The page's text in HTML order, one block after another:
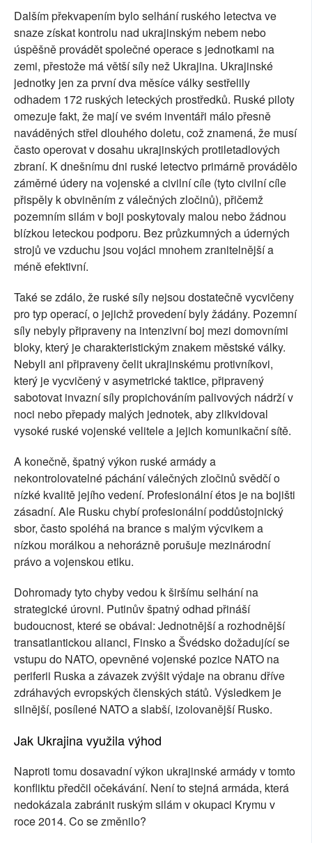
Dalším překvapením bylo selhání ruského letectva ve
snaze získat kontrolu nad ukrajinským nebem nebo
úspěšně provádět společné operace s jednotkami na
zemi, přestože má větší síly než Ukrajina. Ukrajinské
jednotky jen za první dva měsíce války sestřelily
odhadem 172 ruských leteckých prostředků. Ruské piloty
omezuje fakt, že mají ve svém inventáři málo přesně
naváděných střel dlouhého doletu, což znamená, že musí
často operovat v dosahu ukrajinských protiletadlových
zbraní. K dnešnímu dni ruské letectvo primárně provádělo
záměrné údery na vojenské a civilní cíle (tyto civilní cíle
přispěly k obviněním z válečných zločinů), přičemž
pozemním silám v boji poskytovaly malou nebo žádnou
blízkou leteckou podporu. Bez průzkumných a úderných
strojů ve vzduchu jsou vojáci mnohem zranitelnější a
méně efektivní.
Také se zdálo, že ruské síly nejsou dostatečně vycvičeny
pro typ operací, o jejichž provedení byly žádány. Pozemní
síly nebyly připraveny na intenzivní boj mezi domovními
bloky, který je charakteristickým znakem městské války.
Nebyli ani připraveny čelit ukrajinskému protivníkovi,
který je vycvičený v asymetrické taktice, připravený
sabotovat invazní síly propichováním palivových nádrží v
noci nebo přepady malých jednotek, aby zlikvidoval
vysoké ruské vojenské velitele a jejich komunikační sítě.
A konečně, špatný výkon ruské armády a
nekontrolovatelné páchání válečných zločinů svědčí o
nízké kvalitě jejího vedení. Profesionální étos je na bojišti
zásadní. Ale Rusku chybí profesionální poddůstojnický
sbor, často spoléhá na brance s malým výcvikem a
nízkou morálkou a nehorázně porušuje mezinárodní
právo a vojenskou etiku.
Dohromady tyto chyby vedou k širšímu selhání na
strategické úrovni. Putinův špatný odhad přináší
budoucnost, které se obával: Jednotnější a rozhodnější
transatlantickou alianci, Finsko a Švédsko dožadující se
vstupu do NATO, opevněné vojenské pozice NATO na
periferii Ruska a závazek zvýšit výdaje na obranu dříve
zdráhavých evropských členských států. Výsledkem je
silnější, posílené NATO a slabší, izolovanější Rusko.
Jak Ukrajina využila výhod
Naproti tomu dosavadní výkon ukrajinské armády v tomto
konfliktu předčil očekávání. Není to stejná armáda, která
nedokázala zabránit ruským silám v okupaci Krymu v
roce 2014. Co se změnilo?